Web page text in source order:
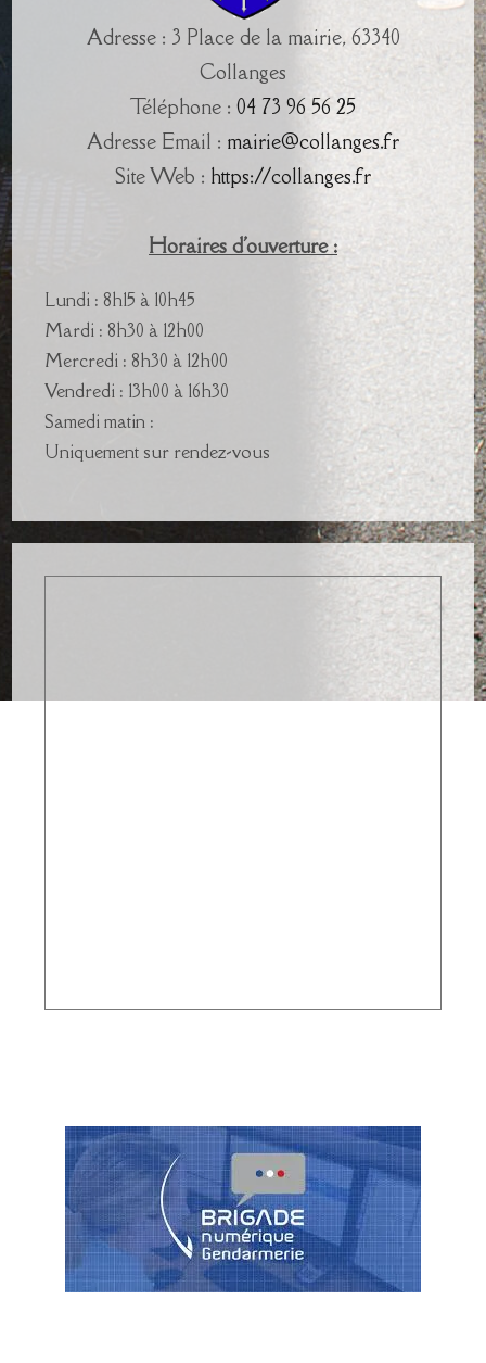
Adresse : 3 Place de la mairie, 63340
Collanges
Téléphone : 04 73 96 56 25
Adresse Email : mairie@collanges.fr
Site Web : https://collanges.fr
Horaires d'ouverture :
Lundi : 8h15 à 10h45
Mardi : 8h30 à 12h00
Mercredi : 8h30 à 12h00
Vendredi : 13h00 à 16h30
Samedi matin :
Uniquement sur rendez-vous